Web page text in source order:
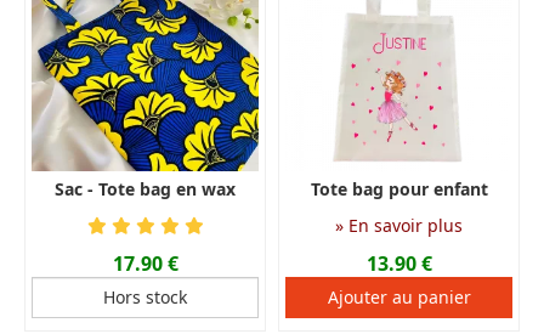
Sac - Tote bag en wax
17.90 €
Hors stock
Tote bag pour enfant
personnalisé en tissu
imperméable
» En savoir plus
13.90 €